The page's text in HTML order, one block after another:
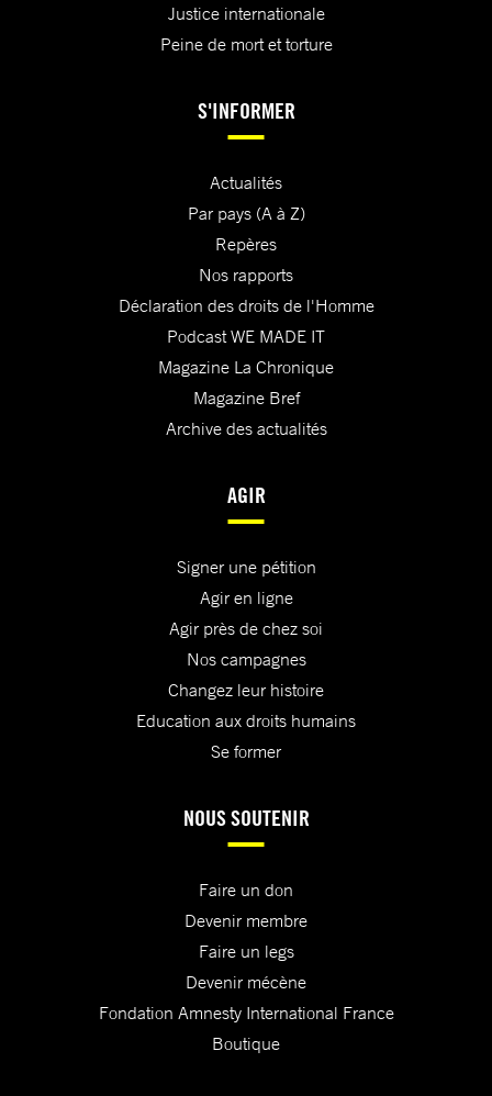
Justice internationale
Peine de mort et torture
S'INFORMER
Actualités
Par pays (A à Z)
Repères
Nos rapports
Déclaration des droits de l'Homme
Podcast WE MADE IT
Magazine La Chronique
Magazine Bref
Archive des actualités
AGIR
Signer une pétition
Agir en ligne
Agir près de chez soi
Nos campagnes
Changez leur histoire
Education aux droits humains
Se former
NOUS SOUTENIR
Faire un don
Devenir membre
Faire un legs
Devenir mécène
Fondation Amnesty International France
Boutique